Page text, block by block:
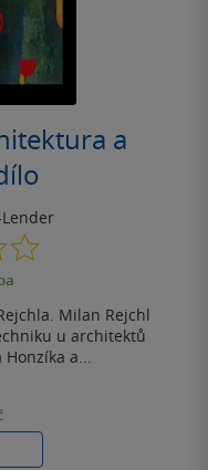
a
Milan Rejchl
u architektů
a...